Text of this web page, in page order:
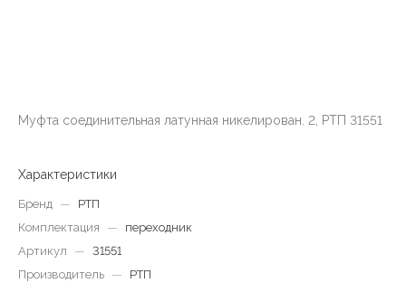
Муфта соединительная латунная никелирован. 2, РТП 31551
Характеристики
Бренд —
РТП
Комплектация
—
переходник
Артикул
— 31551
Производитель —
РТП